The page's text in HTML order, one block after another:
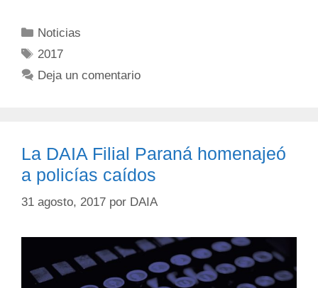
Noticias
2017
Deja un comentario
La DAIA Filial Paraná homenajeó
a policías caídos
31 agosto, 2017 por DAIA